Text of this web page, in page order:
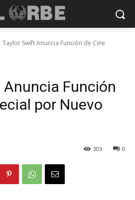
Taylor Swift Anuncia Función de Cine
Función
por Nuevo
0
303